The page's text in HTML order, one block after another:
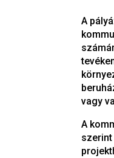
A
vagy
A
szerint